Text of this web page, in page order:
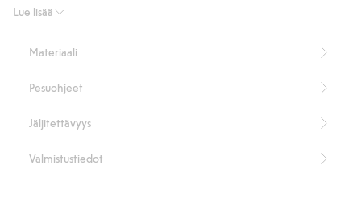
Lue lisää
Newbie-merkki toisessa hihassa.
Luomupuuvilla – GOTS
Materiaali
Pesuohjeet
Jäljitettävyys
Valmistustiedot